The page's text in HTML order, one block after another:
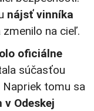
nájsť vinníka
zmenilo na cieľ.
oficiálne
súčasťou
tomu sa
Odeskej